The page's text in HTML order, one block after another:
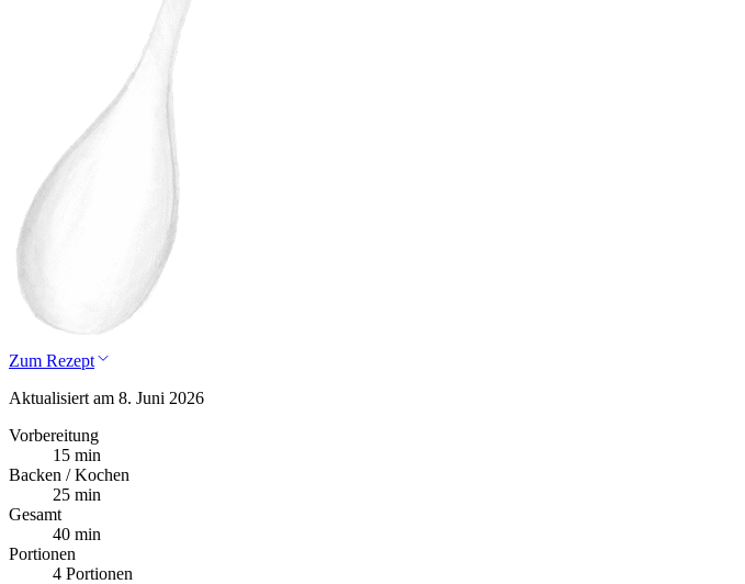
Zum Rezept
Aktualisiert am 8. Juni 2026
Vorbereitung
15 min
Backen / Kochen
25 min
Gesamt
40 min
Portionen
4 Portionen